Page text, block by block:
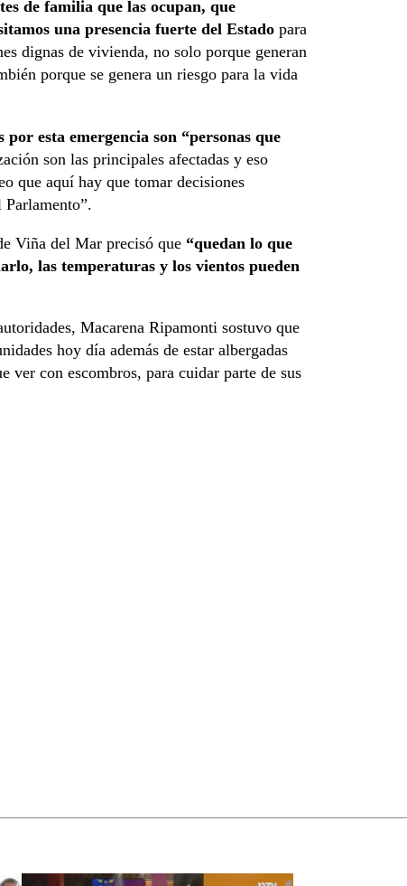
de familia que las ocupan, que
una presencia fuerte del Estado para
dignas de vivienda, no solo porque generan
porque se genera un riesgo para la vida
esta emergencia son “personas que
son las principales afectadas y eso
que aquí hay que tomar decisiones
Viña del Mar precisó que “quedan lo que
las temperaturas y los vientos pueden
Macarena Ripamonti sostuvo que
hoy día además de estar albergadas
ver con escombros, para cuidar parte de sus